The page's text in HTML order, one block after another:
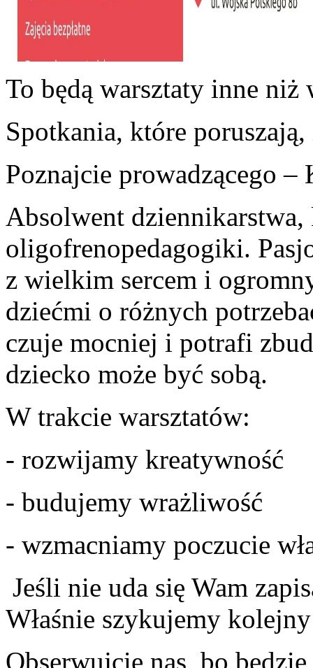
To będą warsztaty inne niż
Spotkania, które
Poznajcie prowadzącego
Absolwent
oligofrenopedagogiki.
z wielkim sercem i
dziećmi o różnych
czuje mocniej i potrafi
dziecko może być sobą.
W trakcie warsztatów:
- rozwijamy kreatywność
- budujemy wrażliwość
- wzmacniamy poczucie
Jeśli nie uda się Wam
Właśnie szykujemy
Obserwujcie nas, bo